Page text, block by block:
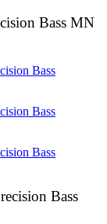
Bass MN
Bass